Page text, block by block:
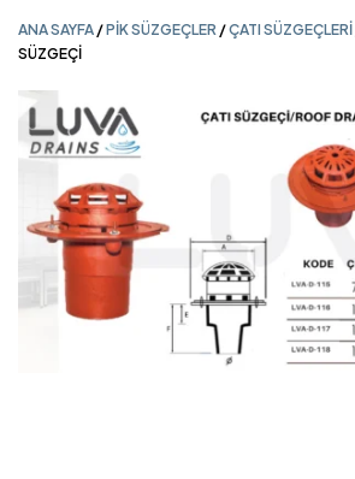
ANA SAYFA /PIK SÜZGEÇLER /ÇATI SÜZGEÇLERI
SÜZGEÇİ